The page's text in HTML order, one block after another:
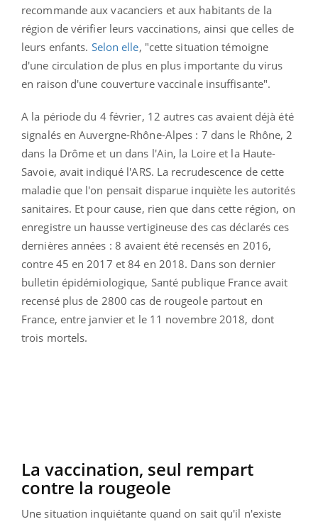
recommande aux vacanciers et aux habitants de la
région de vérifier leurs vaccinations, ainsi que celles de
leurs enfants. Selon elle, "cette situation témoigne
d'une circulation de plus en plus importante du virus
en raison d'une couverture vaccinale insuffisante".
A la période du 4 février, 12 autres cas avaient déjà été
signalés en Auvergne-Rhône-Alpes : 7 dans le Rhône, 2
dans la Drôme et un dans l'Ain, la Loire et la Haute-
Savoie, avait indiqué l'ARS. La recrudescence de cette
maladie que l'on pensait disparue inquiète les autorités
sanitaires. Et pour cause, rien que dans cette région, on
enregistre un hausse vertigineuse des cas déclarés ces
dernières années : 8 avaient été recensés en 2016,
contre 45 en 2017 et 84 en 2018. Dans son dernier
bulletin épidémiologique, Santé publique France avait
recensé plus de 2800 cas de rougeole partout en
France, entre janvier et le 11 novembre 2018, dont
trois mortels.
La vaccination, seul rempart
contre la rougeole
Une situation inquiétante quand on sait qu'il n'existe